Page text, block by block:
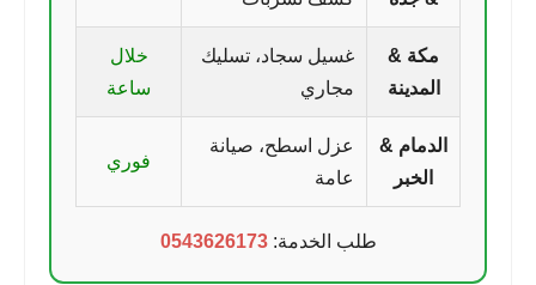
مكة &
المدينة
غسيل سجاد، تسليك
مجاري
خلال
ساعة
الدمام &
الخبر
عزل اسطح، صيانة
عامة
فوري
طلب الخدمة:0543626173